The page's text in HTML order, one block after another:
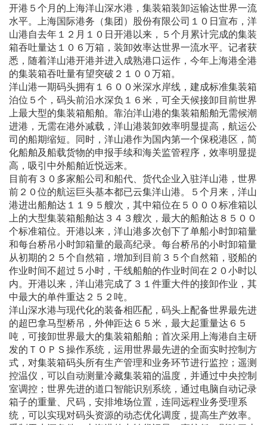
开港５个月的上海洋山深水港，集装箱装卸运输达世界一流
水平。上海国际港务（集团）股份有限公司１０日宣布，洋
山港自去年１２月１０日开港以来，５个月累计完成的集装
箱吞吐量达１０６万箱，装卸效率达世界一流水平。记者获
悉，随着洋山港开港并进入成熟港口运作，今年上海港全港
的集装箱吞吐量有望突破２１００万箱。
洋山港一期码头拥有１６００米深水岸线，建成标准集装箱
泊位５个，码头前沿水深负１６米，可全天候接卸目前世界
上最大型的集装箱船舶。靠泊洋山港的集装箱船舶无需候潮
进港，无需在港外减载，洋山港装卸效率明显提高，航运公
司的船期缩短。同时，洋山港作为国内第一个保税港区，简
化船舶及船载货物的申报手续和海关监管程序，效率明显提
高，吸引中外船舶近悦远来。
目前有３０多家船公司和船代、货代企业入驻洋山港，世界
前２０位的航运巨头基本都已云集洋山港。５个月来，洋山
港进出船舶达１１９５艘次，其中箱位在５０００标准箱以
上的大型集装箱船舶达３４３艘次，最大的船舶达８５００
个标准箱位。开港以来，洋山港多次创下了单船小时卸箱量
和每台桥吊小时卸箱量的最高纪录。每台桥吊的小时卸箱量
从初期的２５个自然箱，增加到目前３５个自然箱，驳船的
作业时间不超过５小时，干线船舶的作业时间在２０小时以
内。开港以来，洋山港完成了３１件重大件的接卸作业，其
中最大的单件重达２５２吨。
洋山深水港与现代化的装备相匹配，码头上配备世界最先进
的超巴拿马型桥吊，外伸距达６５米，最大起重量达６５
吨，可接卸世界最大的集装箱船舶；首次采用上海港自主研
发的ＴＯＰＳ操作系统，运用世界最先进的全面实时控制方
式，对集装箱码头所有生产管理和业务环节进行监控；遥测
控温仪，可以自动测量冷藏集装箱的温度，并通过中央控制
室调控；世界先进的道口智能识别系统，通过电脑自动记录
箱子的重量、尺码，安排堆场位置，连同远程业务受理系
统，可以实现对码头资源的动态优化调度，提高生产效率。